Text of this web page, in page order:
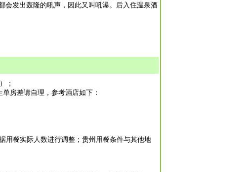
会发出轰隆的吼声，因此又叫吼瀑。后入住温泉酒
；
房差请自理，参考酒店如下：
用餐实际人数进行调整；贵州用餐条件与其他地